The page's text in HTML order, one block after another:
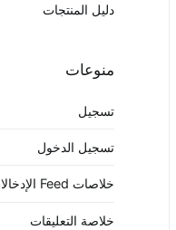
دليل المنتجات
منوعات
تسجيل
تسجيل الدخول
خلاصات Feed الإدخالات
خلاصة التعليقات